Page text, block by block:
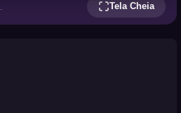
Tela Cheia